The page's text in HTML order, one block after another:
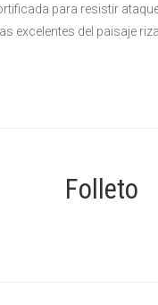
para resistir
excelentes del paisaje
Folleto